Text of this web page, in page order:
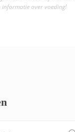
informatie over voeding!